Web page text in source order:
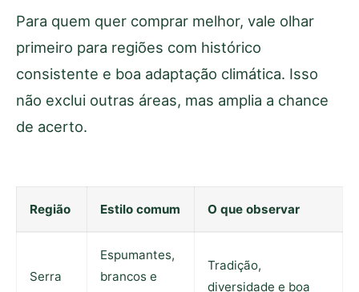
Para quem quer comprar melhor, vale olhar
primeiro para regiões com histórico
consistente e boa adaptação climática. Isso
não exclui outras áreas, mas amplia a chance
de acerto.
Região Estilo comum O que observar
Serra
Espumantes,
brancos e
Tradição,
diversidade e boa